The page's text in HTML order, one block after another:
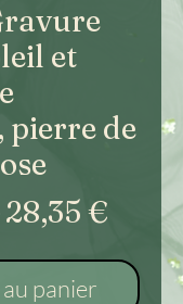
et
pierre de
Prix
original
28,35 € Prix
panier